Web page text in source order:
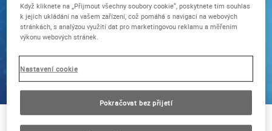
Když kliknete na „Přijmout všechny soubory cookie“, poskytnete tím souhlas
k jejich ukládání na vašem zařízení, což pomáhá s navigací na webových
stránkách, s analýzou využití dat pro marketingovou reklamu a měřením
výkonu webových stránek.
Nastavení cookie
Pokračovat bez přijetí